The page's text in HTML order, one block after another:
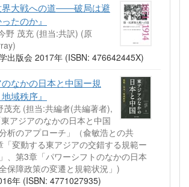
界大戦への道――破局は避
たのか』
野 茂充 (担当:共訳) (原
出版会 2017年 (ISBN: 476642445X)
のなかの日本と中国ー規
域秩序』
茂充 (担当:共編者(共編著者),
アジアのなかの日本と中国
析のアプローチ」（兪敏浩との共
「変動する東アジアの交錯する規範ー
、第3章「パワーシフトのなかの日本
保障政策の変遷と規範状況」)
年 (ISBN: 4771027935)